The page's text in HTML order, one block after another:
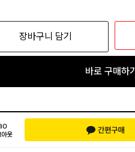
장바구니 담기
바로 구매하기